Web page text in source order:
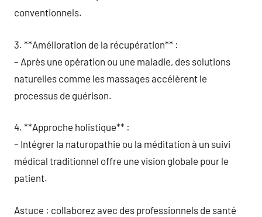
conventionnels.
3. **Amélioration de la récupération** :
– Après une opération ou une maladie, des solutions
naturelles comme les massages accélèrent le
processus de guérison.
4. **Approche holistique** :
– Intégrer la naturopathie ou la méditation à un suivi
médical traditionnel offre une vision globale pour le
patient.
Astuce : collaborez avec des professionnels de santé